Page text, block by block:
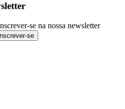
se na nossa newsletter
Inscrever-se